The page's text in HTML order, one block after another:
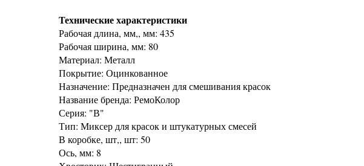
Технические характеристики
Рабочая длина, мм,, мм: 435
Рабочая ширина, мм: 80
Материал: Металл
Покрытие: Оцинкованное
Назначение: Предназначен для смешивания красок
Название бренда: РемоКолор
Серия: "В"
Тип: Миксер для красок и штукатурных смесей
В коробке, шт,, шт: 50
Ось, мм: 8